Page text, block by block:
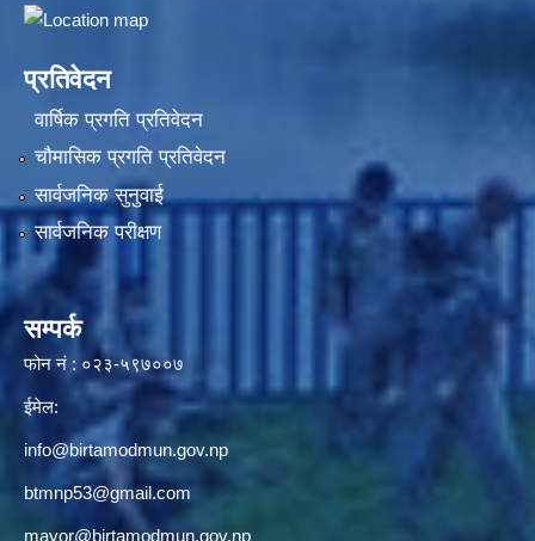
प्रतिवेदन
वार्षिक प्रगति प्रतिवेदन
चौमासिक प्रगति प्रतिवेदन
सार्वजनिक सुनुवाई
सार्वजनिक परीक्षण
सम्पर्क
फोन नं : ०२३-५९७००७
ईमेल:
info@birtamodmun.gov.np
btmnp53@gmail.com
mayor@birtamodmun.gov.np